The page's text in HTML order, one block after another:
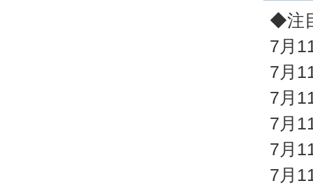
◆注
7月
7月
7月
7月
7月
7月